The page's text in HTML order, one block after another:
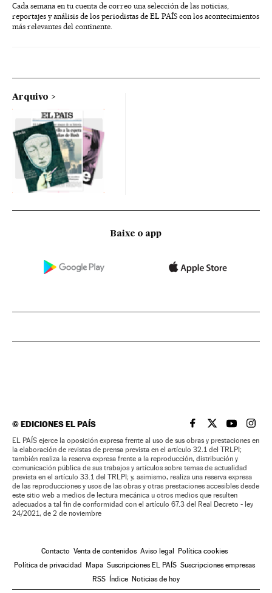
Cada semana en tu cuenta de correo una selección de las noticias,
reportajes y análisis de los periodistas de EL PAÍS con los acontecimientos
más relevantes del continente.
Arquivo
Baixe o app
©EDICIONES EL PAÍS EL PAÍS BRASIL EN
EL PAÍSEL PAÍS
EL
EL PAÍS ejerce la oposición expresa frente al uso de sus obras y prestaciones en
la elaboración de revistas de prensa prevista en el artículo 32.1 del TRLPI;
también realiza la reserva expresa frente a la reproducción, distribución y
comunicación pública de sus trabajos y artículos sobre temas de actualidad
prevista en el artículo 33.1 del TRLPI; y, asimismo, realiza una reserva expresa
de las reproducciones y usos de las obras y otras prestaciones accesibles desde
este sitio web a medios de lectura mecánica u otros medios que resulten
adecuados a tal fin de conformidad con el artículo 67.3 del Real Decreto - ley
24/2021, de 2 de noviembre
Contacto Venta de contenidos Aviso legal
Política cookies
Política de privacidad
Mapa Suscripciones EL PAÍS Suscripciones empresas
RSS
Índice Noticias de hoy